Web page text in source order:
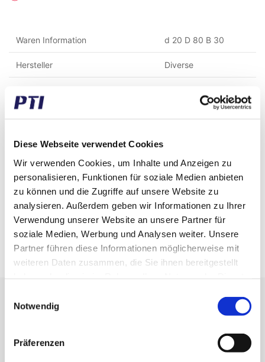
Diese Webseite verwendet Cookies
Wir verwenden Cookies, um Inhalte und Anzeigen zu
personalisieren, Funktionen für soziale Medien anbieten
zu können und die Zugriffe auf unsere Website zu
analysieren. Außerdem geben wir Informationen zu Ihrer
Verwendung unserer Website an unsere Partner für
soziale Medien, Werbung und Analysen weiter. Unsere
Partner führen diese Informationen möglicherweise mit
weiteren Daten zusammen, die Sie ihnen bereitgestellt
Notwendig
Präferenzen
Waren Information d 20 D 80 B 30
Hersteller Diverse
Zolltarifnummer
GTIN / EAN 5713188264571
Innen Durchmesser (mm) 20,00
Aussen Durchmesser (mm)
Breite (mm) 30,00
Erhalten Sie unseren Newsletter